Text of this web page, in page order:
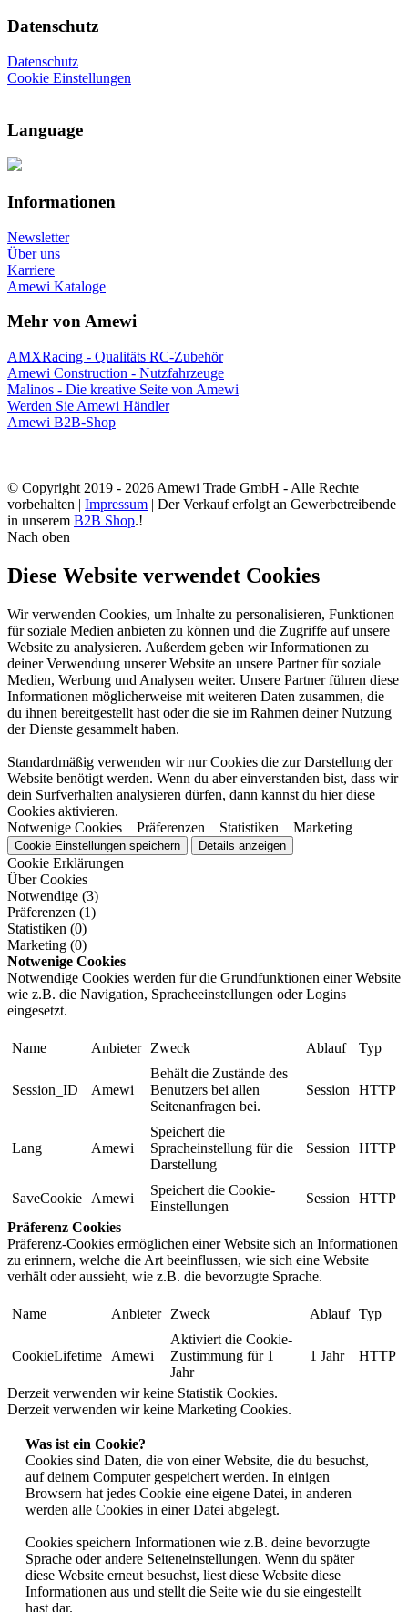
Datenschutz
Datenschutz
Cookie Einstellungen
Language
Informationen
Newsletter
Über uns
Karriere
Amewi Kataloge
Mehr von Amewi
AMXRacing - Qualitäts RC-Zubehör
Amewi Construction - Nutzfahrzeuge
Malinos - Die kreative Seite von Amewi
Werden Sie Amewi Händler
Amewi B2B-Shop
© Copyright 2019 - 2026 Amewi Trade GmbH - Alle Rechte
vorbehalten | Impressum | Der Verkauf erfolgt an Gewerbetreibende
in unserem B2B Shop.!
Nach oben
Diese Website verwendet Cookies
Wir verwenden Cookies, um Inhalte zu personalisieren, Funktionen
für soziale Medien anbieten zu können und die Zugriffe auf unsere
Website zu analysieren. Außerdem geben wir Informationen zu
deiner Verwendung unserer Website an unsere Partner für soziale
Medien, Werbung und Analysen weiter. Unsere Partner führen diese
Informationen möglicherweise mit weiteren Daten zusammen, die
du ihnen bereitgestellt hast oder die sie im Rahmen deiner Nutzung
der Dienste gesammelt haben.
Standardmäßig verwenden wir nur Cookies die zur Darstellung der
Website benötigt werden. Wenn du aber einverstanden bist, dass wir
dein Surfverhalten analysieren dürfen, dann kannst du hier diese
Cookies aktivieren.
Notwenige Cookies Präferenzen Statistiken Marketing
Cookie Einstellungen speichern Details anzeigen
Cookie Erklärungen
Über Cookies
Notwendige (3)
Präferenzen (1)
Statistiken (0)
Marketing (0)
Notwenige Cookies
Notwendige Cookies werden für die Grundfunktionen einer Website
wie z.B. die Navigation, Spracheeinstellungen oder Logins
eingesetzt.
Name Anbieter Zweck Ablauf Typ
Session_ID Amewi
Behält die Zustände des
Benutzers bei allen
Seitenanfragen bei.
Session HTTP
Lang Amewi
Speichert die
Spracheinstellung für die
Darstellung
Session HTTP
SaveCookie Amewi
Speichert die Cookie-
Einstellungen
Session
HTTP
Präferenz Cookies
Präferenz-Cookies ermöglichen einer Website sich an Informationen
zu erinnern, welche die Art beeinflussen, wie sich eine Website
verhält oder aussieht, wie z.B. die bevorzugte Sprache.
Name Anbieter Zweck Ablauf Typ
CookieLifetime Amewi
Aktiviert die Cookie-
Zustimmung für 1
Jahr
1 Jahr HTTP
Derzeit verwenden wir keine Statistik Cookies.
Derzeit verwenden wir keine Marketing Cookies.
Was ist ein Cookie?
Cookies sind Daten, die von einer Website, die du besuchst,
auf deinem Computer gespeichert werden. In einigen
Browsern hat jedes Cookie eine eigene Datei, in anderen
werden alle Cookies in einer Datei abgelegt.
Cookies speichern Informationen wie z.B. deine bevorzugte
Sprache oder andere Seiteneinstellungen. Wenn du später
diese Website erneut besuchst, liest diese Website diese
Informationen aus und stellt die Seite wie du sie eingestellt
hast dar.